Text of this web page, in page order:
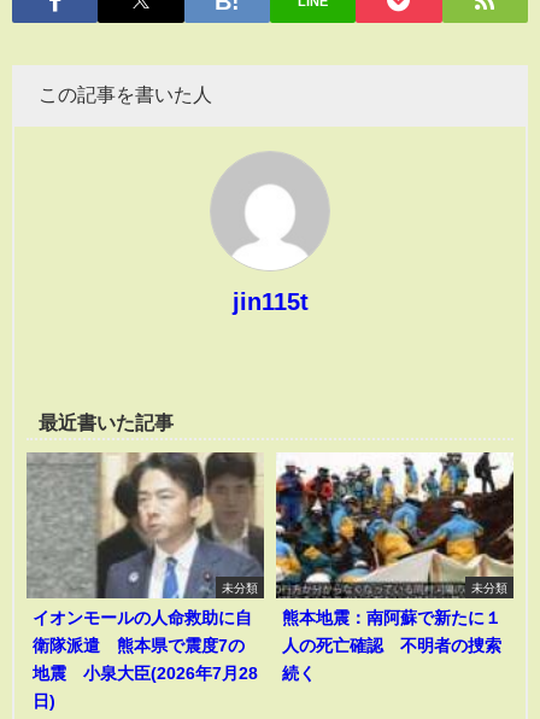
この記事を書いた人
jin115t
最近書いた記事
未分類
イオンモールの人命救助に自
衛隊派遣 熊本県で震度7の
地震 小泉大臣(2026年7月28
日)
未分類
熊本地震：南阿蘇で新たに１
人の死亡確認 不明者の捜索
続く